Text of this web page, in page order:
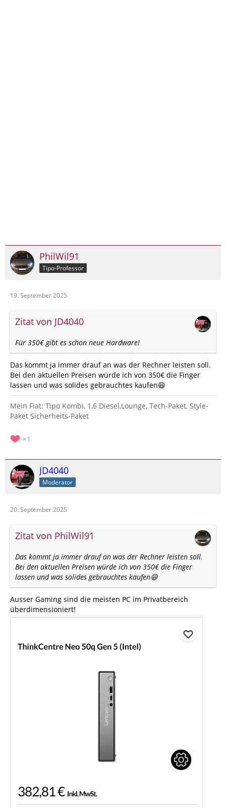
PhilWil91
Tipo-Professor
19. September 2025
Zitat von JD4040
Für 350€ gibt es schon neue Hardware!
Das kommt ja immer drauf an was der Rechner leisten soll.
Bei den aktuellen Preisen würde ich von 350€ die Finger
lassen und was solides gebrauchtes kaufen😄
Mein Fiat: Tipo Kombi, 1,6 Diesel,Lounge, Tech-Paket, Style-
Paket Sicherheits-Paket
1
JD4040
Moderator
20. September 2025
Zitat von PhilWil91
Das kommt ja immer drauf an was der Rechner leisten soll.
Bei den aktuellen Preisen würde ich von 350€ die Finger
lassen und was solides gebrauchtes kaufen😄
Ausser Gaming sind die meisten PC im Privatbereich
überdimensioniert!